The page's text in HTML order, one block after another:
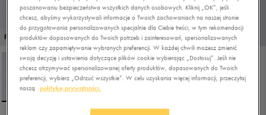
PROMO: DO -30% 1/4
poszanowaniu bezpieczeństwa wszystkich danych osobowych. Kliknij „OK”, jeśli
chcesz, abyśmy wykorzystywali informacje o Twoich zachowaniach na naszej stronie
do przygotowania personalizowanych specjalnie dla Ciebie treści, w tym rekomendacji
produktów dopasowanych do Twoich potrzeb i zainteresowań, spersonalizowanych
reklam czy zapamiętywanie wybranych preferencji. W każdej chwili możesz zmienić
swoją decyzję i ustawienia dotyczące plików cookie wybierając „Dostosuj”. Jeśli nie
chcesz otrzymywać spersonalizowanej oferty produktów, dopasowanych do Twoich
preferencji, wybierz „Odrzuć wszystkie”. W celu uzyskania więcej informacji, przeczytaj
naszą
politykę prywatności.